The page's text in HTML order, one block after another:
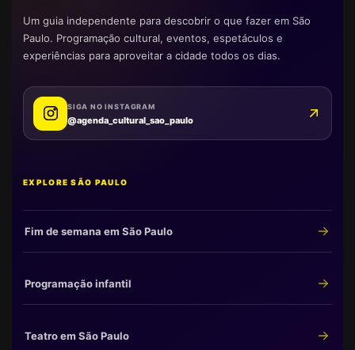
Um guia independente para descobrir o que fazer em São
Paulo. Programação cultural, eventos, espetáculos e
experiências para aproveitar a cidade todos os dias.
SIGA NO INSTAGRAM
@agenda_cultural_sao_paulo
EXPLORE SÃO PAULO
Fim de semana em São Paulo
Programação infantil
Teatro em São Paulo